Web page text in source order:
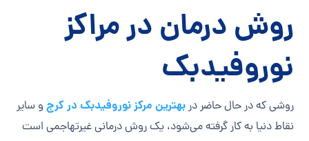
روش درمان در مراکز
نوروفیدبک
روشی که در حال حاضر دربهترین مرکز نوروفیدبک در کرج و سایر
نقاط دنیا به کار گرفته می‌شود، یک روش درمانی غیرتهاجمی است